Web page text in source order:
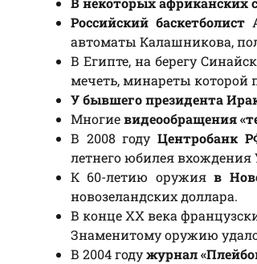
Российский баскетболист
автоматы Калашникова,
В Египте, на берегу
мечеть, минареты которой
У бывшего президента
Многиевидеообращения
В 2008 годуЦентробанк
летнего юбилея вхождения
К 60-летию оружияв
новозеландских доллара.
В конце XX века
Знаменитому оружию
В 2004 годужурнал